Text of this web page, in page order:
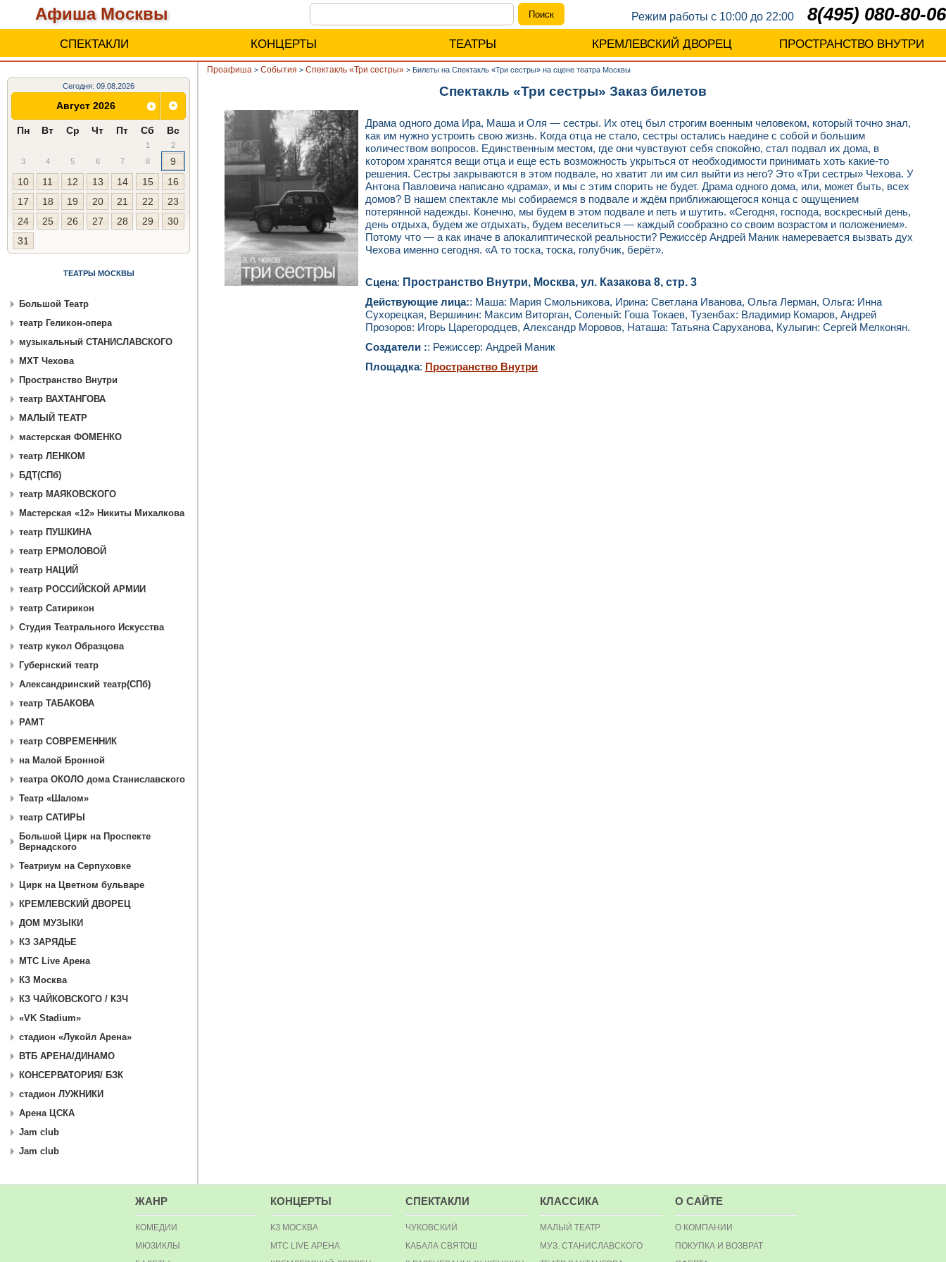
Афиша Москвы Режим работы с 10:00 до 22:00 8(495) 080-80-06
СПЕКТАКЛИ КОНЦЕРТЫ ТЕАТРЫ КРЕМЛЕВСКИЙ ДВОРЕЦ ПРОСТРАНСТВО ВНУТРИ
Сегодня: 09.08.2026
Август 2026
Пн Вт Ср Чт Пт Сб Вс
1
2
3
4 5 6 7 8
9
10
11 12 13 14 15
16
17
18 19 20 21 22
23
24
25 26 27 28 29
30
31
ТЕАТРЫ МОСКВЫ
Большой Театр
театр Геликон-опера
музыкальный СТАНИСЛАВСКОГО
МХТ Чехова
Пространство Внутри
театр ВАХТАНГОВА
МАЛЫЙ ТЕАТР
мастерская ФОМЕНКО
театр ЛЕНКОМ
БДТ(СПб)
театр МАЯКОВСКОГО
Мастерская «12» Никиты Михалкова
театр ПУШКИНА
театр ЕРМОЛОВОЙ
театр НАЦИЙ
театр РОССИЙСКОЙ АРМИИ
театр Сатирикон
Студия Театрального Искусства
театр кукол Образцова
Губернский театр
Александринский театр(СПб)
театр ТАБАКОВА
РАМТ
театр СОВРЕМЕННИК
на Малой Бронной
театра ОКОЛО дома Станиславского
Театр «Шалом»
театр САТИРЫ
Большой Цирк на Проспекте
Вернадского
Театриум на Серпуховке
Цирк на Цветном бульваре
КРЕМЛЕВСКИЙ ДВОРЕЦ
ДОМ МУЗЫКИ
КЗ ЗАРЯДЬЕ
МТС Live Арена
КЗ Москва
КЗ ЧАЙКОВСКОГО / КЗЧ
«VK Stadium»
стадион «Лукойл Арена»
ВТБ АРЕНА/ДИНАМО
КОНСЕРВАТОРИЯ/ БЗК
стадион ЛУЖНИКИ
Арена ЦСКА
Jam club
Jam club
Проафиша > События > Спектакль «Три сестры» > Билеты на Спектакль «Три сестры» на сцене театра Москвы
Спектакль «Три сестры» Заказ билетов
Драма одного дома Ира, Маша и Оля — сестры. Их отец был строгим военным человеком, который точно знал,
как им нужно устроить свою жизнь. Когда отца не стало, сестры остались наедине с собой и большим
количеством вопросов. Единственным местом, где они чувствуют себя спокойно, стал подвал их дома, в
котором хранятся вещи отца и еще есть возможность укрыться от необходимости принимать хоть какие-то
решения. Сестры закрываются в этом подвале, но хватит ли им сил выйти из него? Это «Три сестры» Чехова. У
Антона Павловича написано «драма», и мы с этим спорить не будет. Драма одного дома, или, может быть, всех
домов? В нашем спектакле мы собираемся в подвале и ждём приближающегося конца с ощущением
потерянной надежды. Конечно, мы будем в этом подвале и петь и шутить. «Сегодня, господа, воскресный день,
день отдыха, будем же отдыхать, будем веселиться — каждый сообразно со своим возрастом и положением».
Потому что — а как иначе в апокалиптической реальности? Режиссёр Андрей Маник намеревается вызвать дух
Чехова именно сегодня. «А то тоска, тоска, голубчик, берёт».
Сцена: Пространство Внутри, Москва, ул. Казакова 8, стр. 3
Действующие лица:: Маша: Мария Смольникова, Ирина: Светлана Иванова, Ольга Лерман, Ольга: Инна
Сухорецкая, Вершинин: Максим Виторган, Соленый: Гоша Токаев, Тузенбах: Владимир Комаров, Андрей
Прозоров: Игорь Царегородцев, Александр Моровов, Наташа: Татьяна Саруханова, Кулыгин: Сергей Мелконян.
Создатели :: Режиссер: Андрей Маник
Площадка: Пространство Внутри
ЖАНР
КОМЕДИИ
МЮЗИКЛЫ
КОНЦЕРТЫ
КЗ МОСКВА
МТС LIVE АРЕНА
СПЕКТАКЛИ
ЧУКОВСКИЙ
КАБАЛА СВЯТОШ
КЛАССИКА
МАЛЫЙ ТЕАТР
МУЗ. СТАНИСЛАВСКОГО
О САЙТЕ
О КОМПАНИИ
ПОКУПКА И ВОЗВРАТ